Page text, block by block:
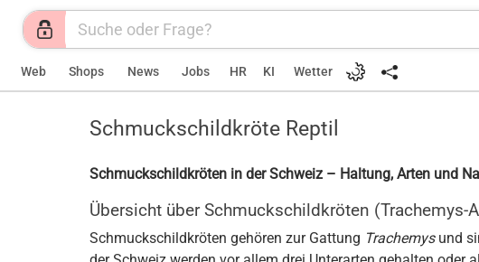
Web Shops News Jobs HR KI Wetter
Schmuckschildkröte Reptil
Schmuckschildkröten in der Schweiz – Haltung, Arten und
Übersicht über Schmuckschildkröten (Trachemys-
Schmuckschildkröten gehören zur Gattung Trachemysund